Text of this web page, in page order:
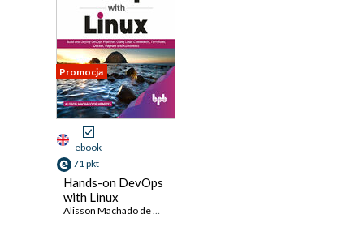
Promocja
ebook
71 pkt
Hands-on DevOps
with Linux
Alisson Machado de Menezes